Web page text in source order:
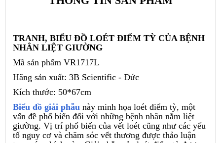
TRANH, BIỂU ĐỒ LOÉT ĐIỂM TỲ CỦA BỆNH
NHÂN LIỆT GIƯỜNG
Mã sản phẩm VR1717L
Hãng sản xuất: 3B Scientific - Đức
Kích thước: 50*67cm
Biểu đồ giải phẫu này minh họa loét điểm tỳ, một
vấn đề phổ biến đối với những bệnh nhân nằm liệt
giường. Vị trí phổ biến của vết loét cũng như các yếu
tố nguy cơ và chăm sóc vết thương được thảo luận